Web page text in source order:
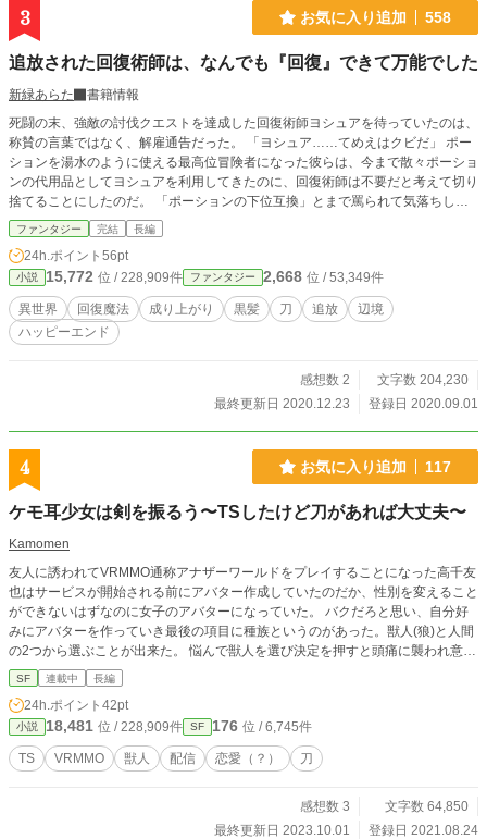
れ動きながらも、島国と大陸との大規模戦争の最前線へと向
ものを終わらせるのか。 最終的に麻乃が下した決断は――。
3 お気に入り追加 558
追放された回復術師は、なんでも『回復』できて万能でした
新緑あらた
書籍情報
死闘の末、強敵の討伐クエストを達成した回復術師ヨシュアを待っていたのは、
称賛の言葉ではなく、解雇通告だった。 「ヨシュア……てめえはクビだ」 ポー
ションを湯水のように使える最高位冒険者になった彼らは、今まで散々ポーショ
ンの代用品としてヨシュアを利用してきたのに、回復術師は不要だと考えて切り
捨てることにしたのだ。 「ポーションの下位互換」とまで罵られて気落ちして
いたヨシュアだったが、ブラックな労働をしいるあのパーティーから解放されて
喜んでいる自分に気づく。 危機から救った辺境の地方領主の娘との出会いをき
っかけに、彼の世界はどんどん広がっていく……。 一方、Ｓランク冒険者パー
ティーはクエストの未達成でどんどんランクを落としていく。 彼らは知らなか
ったのだ、ヨシュアが彼らの傷だけでなく、状態異常や武器の破損など、なんで
も『回復』していたことを……。
ファンタジー 完結 長編
24h.ポイント 56pt
小説 15,772 位 / 228,909件 ファンタジー 2,668 位 / 53,349件
異世界 回復魔法 成り上がり 黒髪 刀 追放
辺境
ハッピーエンド
感想数 2
文字数 204,230
最終更新日 2020.12.23
登録日 2020.09.01
4 お気に入り追加 117
ケモ耳少女は剣を振るう〜TSしたけど刀があれば大丈夫〜
Kamomen
友人に誘われてVRMMO通称アナザーワールドをプレイすることになった高千友
也はサービスが開始される前にアバター作成していたのだか、性別を変えること
ができないはずなのに女子のアバターになっていた。 バクだろと思い、自分好
みにアバターを作っていき最後の項目に種族というのがあった。獣人(狼)と人間
の2つから選ぶことが出来た。 悩んで獣人を選び決定を押すと頭痛に襲われ意識
を手放した。 目が覚めると違和感を感じ鏡の前に立つとそこには美少女がい
た…!? 女子になってしまった友也とその友人たちの攻略物語…のはずだった
が！？
SF 連載中 長編
24h.ポイント 42pt
小説 18,481 位 / 228,909件 SF 176 位 / 6,745件
TS VRMMO 獣人 配信 恋愛（？） 刀
感想数 3
文字数 64,850
最終更新日 2023.10.01
登録日 2021.08.24